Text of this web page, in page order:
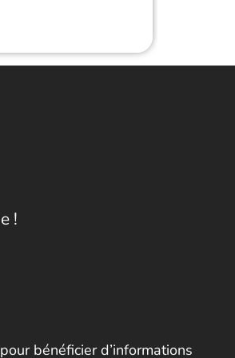
!
bénéficier d’informations